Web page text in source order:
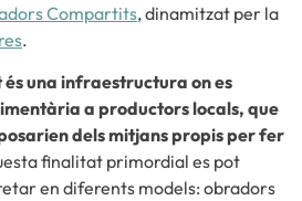
Compartits, dinamitzat per la
.
una infraestructura on es
a productors locals, que
dels mitjans propis per fer
finalitat primordial es pot
en diferents models: obradors